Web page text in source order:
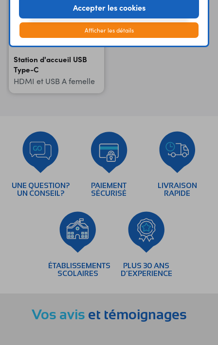
Station d'accueil USB
Type-C
HDMI et USB A femelle
UNE QUESTION?
UN CONSEIL?
PAIEMENT
SÉCURISÉ
LIVRAISON
RAPIDE
ÉTABLISSEMENTS
SCOLAIRES
PLUS 30 ANS
D’EXPERIENCE
Vos avis et témoignages
Accepter les cookies
Afficher les détails